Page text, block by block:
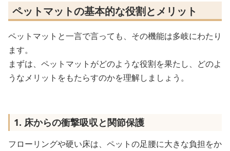
ペットマットの基本的な役割とメリット
ペットマットと一言で言っても、その機能は多岐にわたり
ます。
まずは、ペットマットがどのような役割を果たし、どのよ
うなメリットをもたらすのかを理解しましょう。
1. 床からの衝撃吸収と関節保護
フローリングや硬い床は、ペットの足腰に大きな負担をか